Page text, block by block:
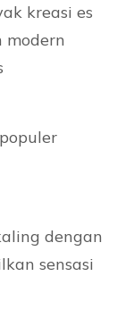
kreasi es
dengan
sensasi